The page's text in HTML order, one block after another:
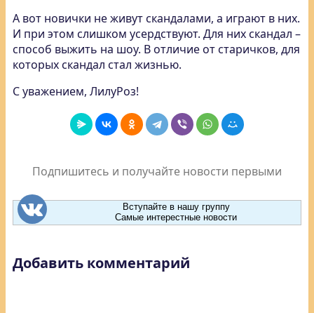
А вот новички не живут скандалами, а играют в них.
И при этом слишком усердствуют. Для них скандал –
способ выжить на шоу. В отличие от старичков, для
которых скандал стал жизнью.
С уважением, ЛилуРоз!
Подпишитесь и получайте новости первыми
Вступайте в нашу группу
Самые интерестные новости
Добавить комментарий